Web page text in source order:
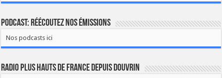
Podcast: Réécoutez nos émissions
Nos podcasts ici
Radio Plus Hauts de France depuis Douvrin